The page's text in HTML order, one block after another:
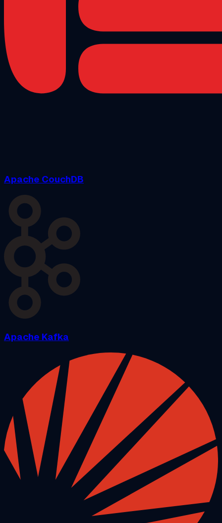
Apache CouchDB
Apache Kafka